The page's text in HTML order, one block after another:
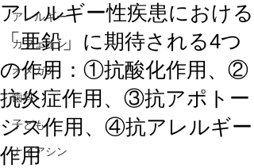
アレルギー
カフェイン
オメガ3
歯科
子ども
ナイアシン
アレルギー性疾患における
「亜鉛」に期待される4つ
の作用：①抗酸化作用、②
抗炎症作用、③抗アポトー
シス作用、④抗アレルギー
作用